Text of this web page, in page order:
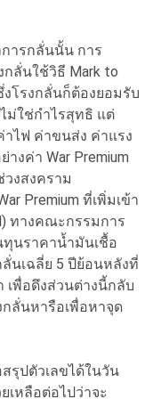
ารกลั่นนั้น การ
ลั่นใช้วิธี Mark to
โรงกลั่นก็ต้องยอมรับ
ม่ใช่กำไรสุทธิ แต่
ไฟ ค่าขนส่ง ค่าแรง
งค่า War Premium
งสงคราม
Premium ที่เพิ่มเข้า
ทางคณะกรรมการ
นราคาน้ำมันเชื้อ
นเฉลี่ย 5 ปีย้อนหลังที่
เพื่อดึงส่วนต่างนี้กลับ
กลั่นหารือเพื่อหาจุด
รุปตัวเลขได้ในวัน
หลือต่อไปว่าจะ